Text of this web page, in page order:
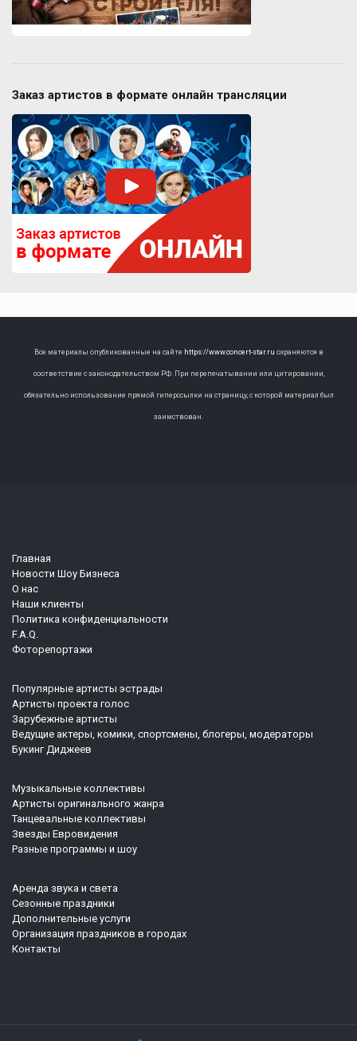
Заказ артистов в формате онлайн трансляции
Все материалы опубликованные на сайте https://www.concert-star.ru охраняются в
соответствие с законодательством РФ. При перепечатывании или цитировании,
обязательно использование прямой гиперссылки на страницу, с которой материал был
заимствован.
Главная
Новости Шоу Бизнеса
О нас
Наши клиенты
Политика конфиденциальности
F.A.Q.
Фоторепортажи
Популярные артисты эстрады
Артисты проекта голос
Зарубежные артисты
Ведущие актеры, комики, спортсмены, блогеры, модераторы
Букинг Диджеев
Музыкальные коллективы
Артисты оригинального жанра
Танцевальные коллективы
Звезды Евровидения
Разные программы и шоу
Аренда звука и света
Сезонные праздники
Дополнительные услуги
Организация праздников в городах
Контакты